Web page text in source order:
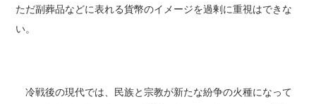
ただ副葬品などに表れる貨幣のイメージを過剰に重視はできな
い。
冷戦後の現代では、民族と宗教が新たな紛争の火種になって